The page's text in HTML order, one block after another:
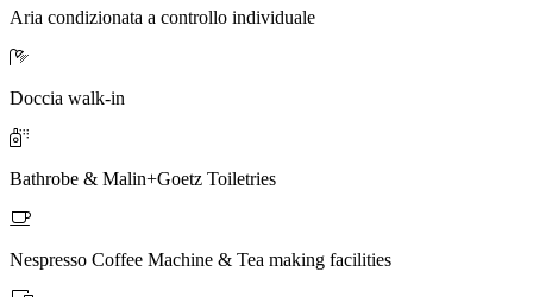
Aria condizionata a controllo individuale
Doccia walk-in
Bathrobe & Malin+Goetz Toiletries
Nespresso Coffee Machine & Tea making facilities